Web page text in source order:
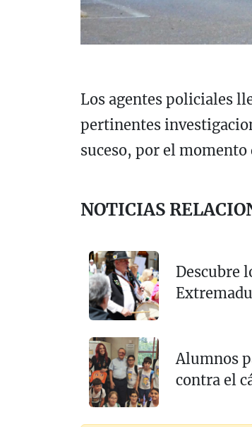
Los agentes policiales
pertinentes
suceso, por el momento
NOTICIAS
Descubre
Alumnos
contra el